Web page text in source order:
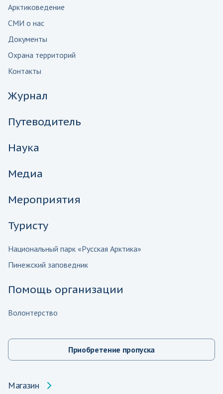
Арктиковедение
СМИ о нас
Документы
Охрана территорий
Контакты
Журнал
Путеводитель
Наука
Медиа
Мероприятия
Туристу
Национальный парк «Русская Арктика»
Пинежский заповедник
Помощь организации
Волонтерство
Приобретение пропуска
Магазин